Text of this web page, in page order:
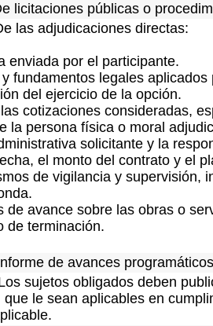
licitaciones públicas o
las adjudicaciones directas:
enviada por el participante.
fundamentos legales
del ejercicio de la opción.
cotizaciones consideradas,
la persona física o moral
solicitante y la
el monto del contrato y el
de vigilancia y supervisión,
de avance sobre las obras o
de terminación.
de avances
sujetos obligados deben
que le sean aplicables en